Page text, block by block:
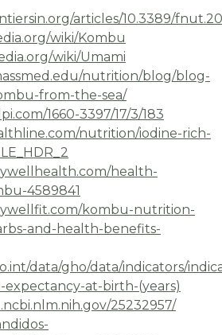
articles/10.3389/
wiki/Kombu
wiki/Umami
nutrition/blog/blog-
from-the-sea/
1660-3397/17/3/183
nutrition/iodine-rich-
health-
4589841
kombu-nutrition-
and-health-benefits-
data/gho/data/indicators/
expectancy-at-birth-(years)
25232957/